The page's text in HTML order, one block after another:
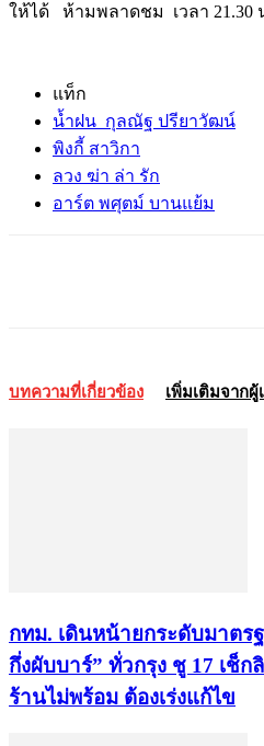
ให้ได้ ห้ามพลาดชม เวลา 21.30
แท็ก
น้ำฝน กุลณัฐ ปรียาวัฒน์
พิงกี้ สาวิกา
ลวง ฆ่า ล่า รัก
อาร์ต พศุตม์ บานแย้ม
บทความที่เกี่ยวข้อง เพิ่มเติมจากผู้
กทม. เดินหน้ายกระดับมาต
กึ่งผับบาร์” ทั่วกรุง ชู 17 เช็
ร้านไม่พร้อม ต้องเร่งแก้ไข